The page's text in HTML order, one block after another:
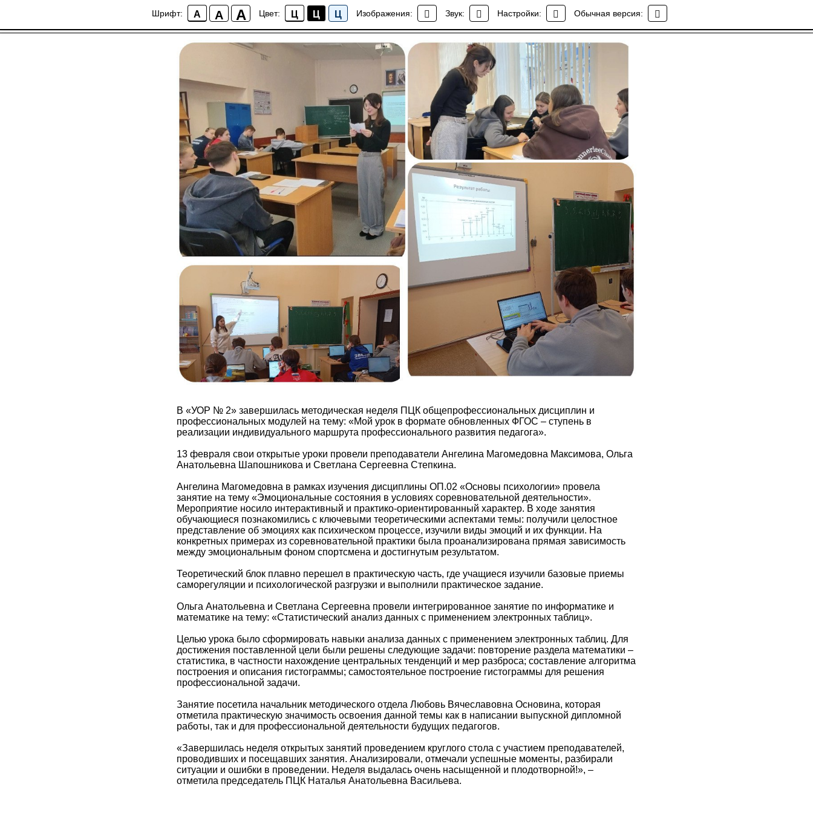
Шрифт: A A A Цвет: Ц Ц Ц Изображения: Звук: Настройки: Обычная версия:
Новости
Психология, информатика и математика: преподаватели УОР №2 подвели итоги недели открытых
уроков
В «УОР № 2» завершилась методическая неделя ПЦК общепрофессиональных дисциплин и
профессиональных модулей на тему: «Мой урок в формате обновленных ФГОС – ступень в
реализации индивидуального маршрута профессионального развития педагога».
13 февраля свои открытые уроки провели преподаватели Ангелина Магомедовна Максимова, Ольга
Анатольевна Шапошникова и Светлана Сергеевна Степкина.
Ангелина Магомедовна в рамках изучения дисциплины ОП.02 «Основы психологии» провела
занятие на тему «Эмоциональные состояния в условиях соревновательной деятельности».
Мероприятие носило интерактивный и практико-ориентированный характер. В ходе занятия
обучающиеся познакомились с ключевыми теоретическими аспектами темы: получили целостное
представление об эмоциях как психическом процессе, изучили виды эмоций и их функции. На
конкретных примерах из соревновательной практики была проанализирована прямая зависимость
между эмоциональным фоном спортсмена и достигнутым результатом.
Теоретический блок плавно перешел в практическую часть, где учащиеся изучили базовые приемы
саморегуляции и психологической разгрузки и выполнили практическое задание.
Ольга Анатольевна и Светлана Сергеевна провели интегрированное занятие по информатике и
математике на тему: «Статистический анализ данных с применением электронных таблиц».
Целью урока было сформировать навыки анализа данных с применением электронных таблиц. Для
достижения поставленной цели были решены следующие задачи: повторение раздела математики –
статистика, в частности нахождение центральных тенденций и мер разброса; составление алгоритма
построения и описания гистограммы; самостоятельное построение гистограммы для решения
профессиональной задачи.
Занятие посетила начальник методического отдела Любовь Вячеславовна Основина, которая
отметила практическую значимость освоения данной темы как в написании выпускной дипломной
работы, так и для профессиональной деятельности будущих педагогов.
«Завершилась неделя открытых занятий проведением круглого стола с участием преподавателей,
проводивших и посещавших занятия. Анализировали, отмечали успешные моменты, разбирали
ситуации и ошибки в проведении. Неделя выдалась очень насыщенной и плодотворной!», –
отметила председатель ПЦК Наталья Анатольевна Васильева.